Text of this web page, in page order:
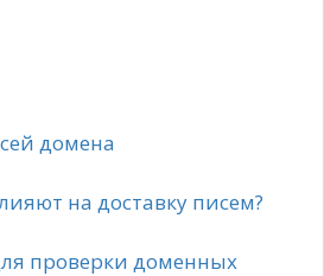
домена
на доставку писем?
проверки доменных